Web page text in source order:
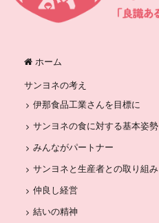
ホーム
サンヨネの考え
伊那食品工業さんを目標に
サンヨネの食に対する基本姿勢
みんながパートナー
サンヨネと生産者との取り組み
仲良し経営
結いの精神